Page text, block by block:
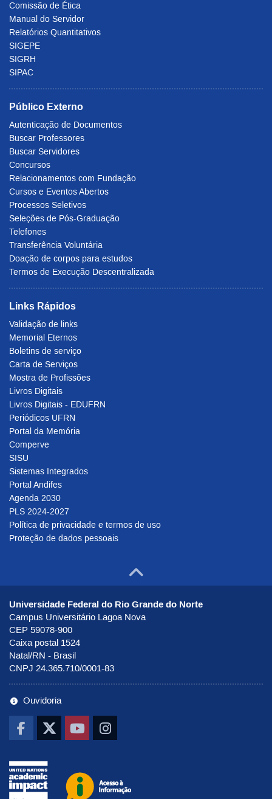
Comissão de Ética
Manual do Servidor
Relatórios Quantitativos
SIGEPE
SIGRH
SIPAC
Público Externo
Autenticação de Documentos
Buscar Professores
Buscar Servidores
Concursos
Relacionamentos com Fundação
Cursos e Eventos Abertos
Processos Seletivos
Seleções de Pós-Graduação
Telefones
Transferência Voluntária
Doação de corpos para estudos
Termos de Execução Descentralizada
Links Rápidos
Validação de links
Memorial Eternos
Boletins de serviço
Carta de Serviços
Mostra de Profissões
Livros Digitais
Livros Digitais - EDUFRN
Periódicos UFRN
Portal da Memória
Comperve
SISU
Sistemas Integrados
Portal Andifes
Agenda 2030
PLS 2024-2027
Política de privacidade e termos de uso
Proteção de dados pessoais
Ir para o
Universidade Federal do Rio Grande do Norte
Campus Universitário Lagoa Nova
CEP 59078-900
Caixa postal 1524
Natal/RN - Brasil
CNPJ 24.365.710/0001-83
Ouvidoria
Ir pra UNAI